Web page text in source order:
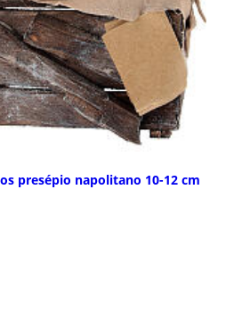
presépio napolitano 10-12 cm